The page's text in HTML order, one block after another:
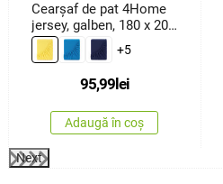
Cearşaf de pat 4Home
jersey, galben, 180 x 200
cm
+5
95,99lei
Adaugă în coș
Next